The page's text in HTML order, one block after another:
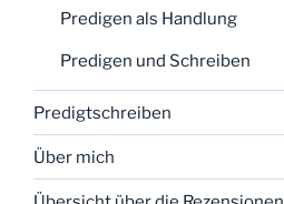
Predigen als Handlung
Predigen und Schreiben
Predigtschreiben
Über mich